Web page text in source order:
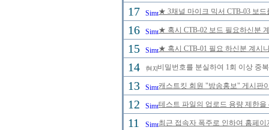
17 ★ 3채널 마이크 믹서 CTB-03 보
16 ★ 혹시 CTB-02 보드 필요하신분
15 ★ 혹시 CTB-01 필요 하신분 계시
14 비밀번호를 분실하여 1회 이상 중
13 캐스트킷 회원 "방송홍보" 게시판
12 테스트 파일의 업로드 용량 제한
11 최근 접속자 폭주로 인하여 홈페